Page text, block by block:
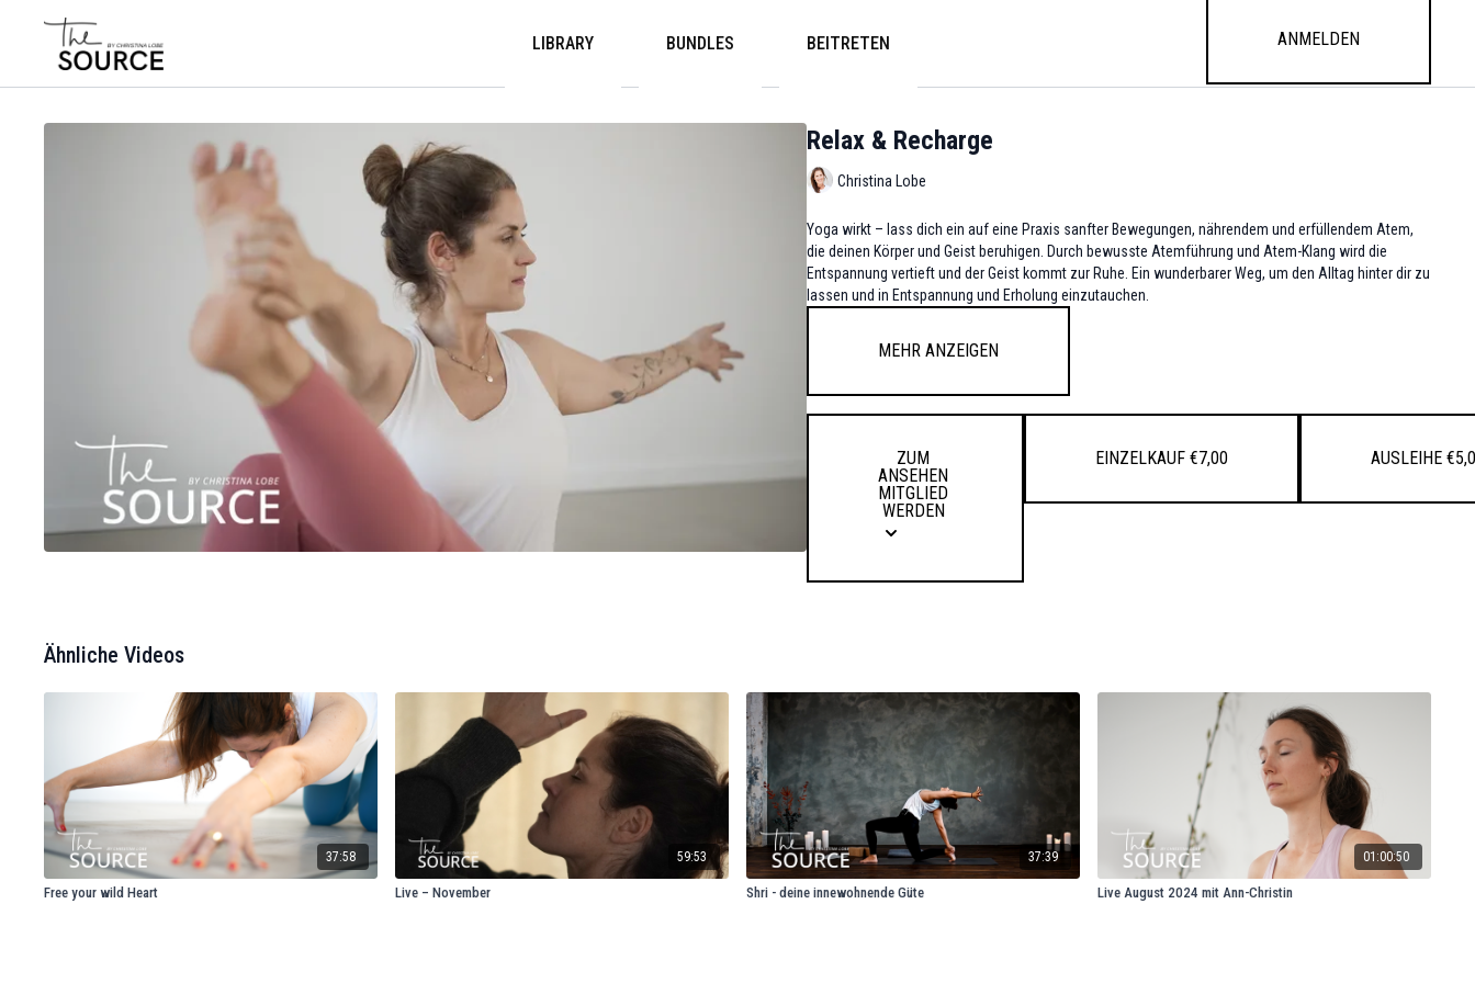
LIBRARY BUNDLES BEITRETEN Anmelden
Relax & Recharge
Christina Lobe
Yoga wirkt – lass dich ein auf eine Praxis sanfter Bewegungen, nährendem und erfüllendem Atem,
die deinen Körper und Geist beruhigen. Durch bewusste Atemführung und Atem-Klang wird die
Entspannung vertieft und der Geist kommt zur Ruhe. Ein wunderbarer Weg, um den Alltag hinter dir zu
lassen und in Entspannung und Erholung einzutauchen.
Mehr anzeigen
ZUM
ANSEHEN
MITGLIED
WERDEN
Einzelkauf €7,00 Ausleihe
Ähnliche Videos
37:58
Free your wild Heart
59:53
Live – November
37:39
Shri - deine innewohnende Güte
01:00:50
Live August 2024 mit Ann-Christin